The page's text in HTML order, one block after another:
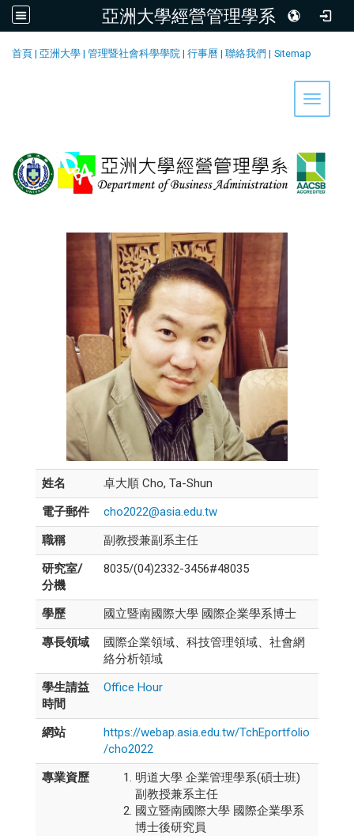
亞洲大學經營管理學系
首頁 | 亞洲大學 | 管理暨社會科學學院 | 行事曆 | 聯絡我們 | Sitemap
Toggle
姓名
卓大順 Cho, Ta-Shun
電子郵件
cho2022@asia.edu.tw
職稱
副教授兼副系主任
研究室/
分機
8035/(04)2332-3456#48035
學歷
國立暨南國際大學 國際企業學系博士
專長領域
國際企業領域、科技管理領域、社會網
絡分析領域
學生請益
時間
Office Hour
網站
https://webap.asia.edu.tw/TchEportfolio
/cho2022
專業資歷
明道大學 企業管理學系(碩士班)
副教授兼系主任
國立暨南國際大學 國際企業學系
博士後研究員